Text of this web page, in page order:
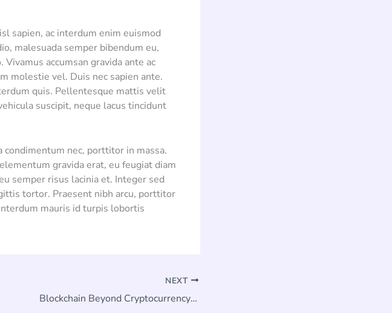
sapien, ac interdum enim euismod
malesuada semper bibendum eu,
accumsan gravida ante ac
molestie vel. Duis nec sapien ante.
quis. Pellentesque mattis velit
suscipit, neque lacus tincidunt
nec, porttitor in massa.
gravida erat, eu feugiat diam
semper risus lacinia et. Integer sed
tortor. Praesent nibh arcu, porttitor
mauris id turpis lobortis
NEXT
Blockchain Beyond Cryptocurrency: Revolutionizing Data Security and Transparency